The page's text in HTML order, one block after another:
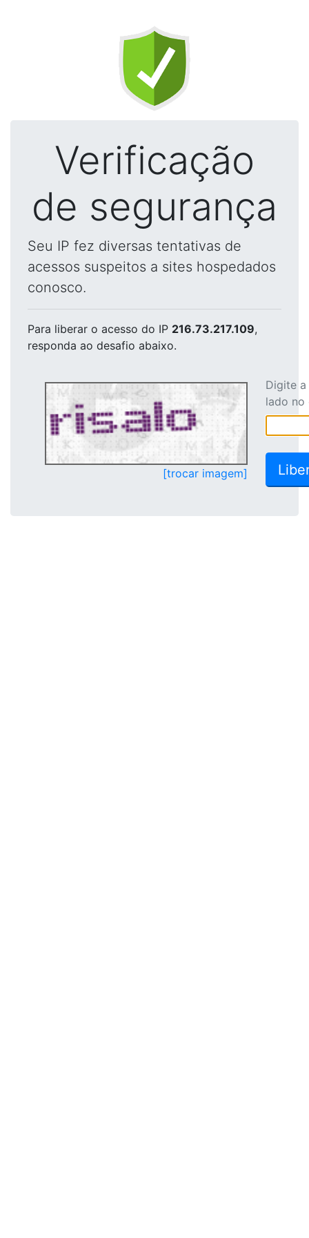
Verificação
de segurança
Seu IP fez diversas tentativas de
acessos suspeitos a sites hospedados
conosco.
Para liberar o acesso do IP 216.73.217.109,
responda ao desafio abaixo.
[trocar imagem]
Digite
lado no